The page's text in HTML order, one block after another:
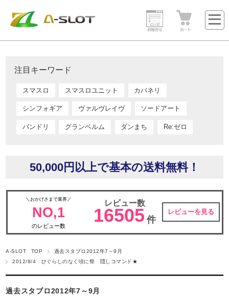
注目キーワード
スマスロ スマスロユニット カバネリ
シンフォギア ヴァルヴレイヴ ソードアート
バンドリ グランベルム ダンまち Re:ゼロ
50,000円以上で基本の送料無料！
＼おかげさまで業界／
NO,1
のレビュー数
レビュー数
16505 件
レビューを見る
A-SLOT TOP
過去スタブロ2012年7～9月
2012/8/4 ひぐらしのなく頃に祭 隠しコマンド★
過去スタブロ2012年7～9月